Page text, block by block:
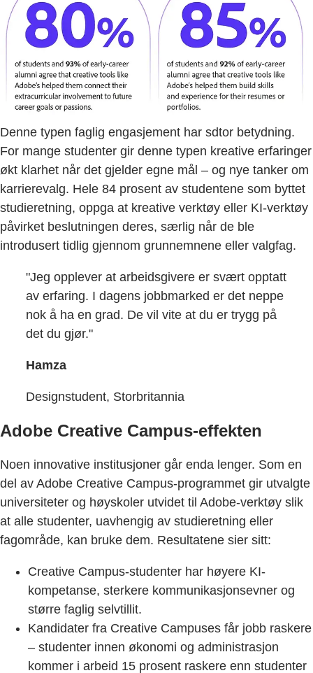
Denne typen faglig engasjement har sdtor betydning.
For mange studenter gir denne typen kreative erfaringer
økt klarhet når det gjelder egne mål – og nye tanker om
karrierevalg. Hele 84 prosent av studentene som byttet
studieretning, oppga at kreative verktøy eller KI-verktøy
påvirket beslutningen deres, særlig når de ble
introdusert tidlig gjennom grunnemnene eller valgfag.
"Jeg opplever at arbeidsgivere er svært opptatt
av erfaring. I dagens jobbmarked er det neppe
nok å ha en grad. De vil vite at du er trygg på
det du gjør."
Hamza
Designstudent, Storbritannia
Adobe Creative Campus-effekten
Noen innovative institusjoner går enda lenger. Som en
del av Adobe Creative Campus-programmet gir utvalgte
universiteter og høyskoler utvidet til Adobe-verktøy slik
at alle studenter, uavhengig av studieretning eller
fagområde, kan bruke dem. Resultatene sier sitt:
Creative Campus-studenter har høyere KI-
kompetanse, sterkere kommunikasjonsevner og
større faglig selvtillit.
Kandidater fra Creative Campuses får jobb raskere
– studenter innen økonomi og administrasjon
kommer i arbeid 15 prosent raskere enn studenter